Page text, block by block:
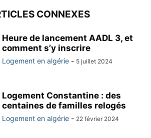
CONNEXES
Heure de lancement AADL 3, et
comment s’y inscrire
Logement en algérie - 5 juillet 2024
Logement Constantine : des
centaines de familles relogés
Logement en algérie - 22 février 2024